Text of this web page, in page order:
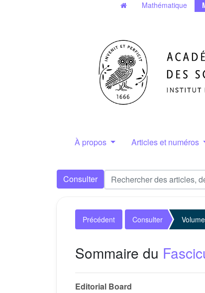
Mathématique
À propos Articles et numéros
Consulter
Précédent Consulter
Sommaire du
Editorial Board